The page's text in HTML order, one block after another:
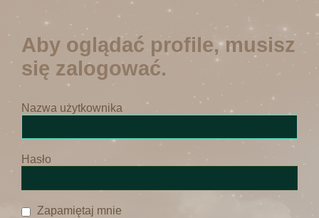
Aby oglądać profile, musisz
się zalogować.
Nazwa użytkownika
Hasło
Zapamiętaj mnie